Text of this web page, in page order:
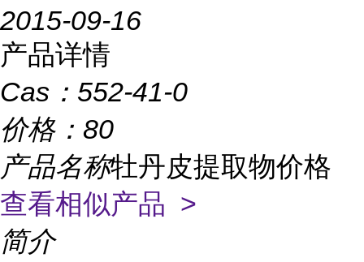
2015-09-16
产品详情
Cas： 552-41-0
价格： 80
产品名称牡丹皮提取物价格
查看相似产品 >
简介